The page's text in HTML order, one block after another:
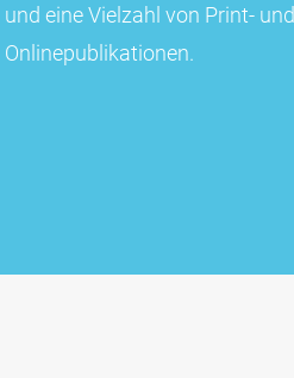
und eine Vielzahl von Print- und
Onlinepublikationen.